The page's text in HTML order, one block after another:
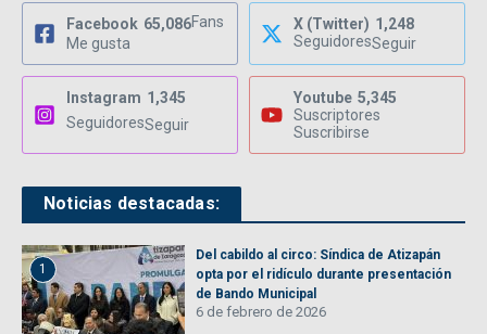
Facebook 65,086Fans
Me gusta
X (Twitter) 1,248
SeguidoresSeguir
Instagram 1,345
SeguidoresSeguir
Youtube 5,345
Suscriptores
Suscribirse
Noticias destacadas:
1
Del cabildo al circo: Síndica de Atizapán
opta por el ridículo durante presentación
de Bando Municipal
6 de febrero de 2026